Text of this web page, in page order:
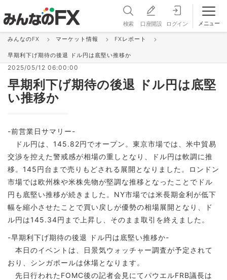
検索 口座開設 ログイン メニュー
FXレポート
みんなのFX マーケット情報 FXレポート
早期利下げ期待の後退 ドル円は底堅い推移か
2025/05/12 06:00:00
早期利下げ期待の後退 ドル円は底堅
い推移か
-前営業日サマリー-
ドル円は、145.82円でオープン。東京市場では、米中貿易
交渉を控えた警戒感が相場の重しとなり、ドル円は軟調に推
移。145円台まで売りもどされる展開となりました。ロンドン
市場では欧州株や米株先物が堅調な推移となったことでドル
円も底堅い推移が続きました。NY市場では米長期金利が低下
幅を縮小させたことで買い戻しが優勢の相場展開となり、ド
ル円は145.34円まで上昇し、そのまま取引を終えました。
-早期利下げ期待の後退 ドル円は底堅い推移か-
本日のイベントは、日景気ウォッチャー調査が予定されて
おり、シンガポールは休場となります。
先日行われたFOMC後の記者会見にてパウエルFRB議長は